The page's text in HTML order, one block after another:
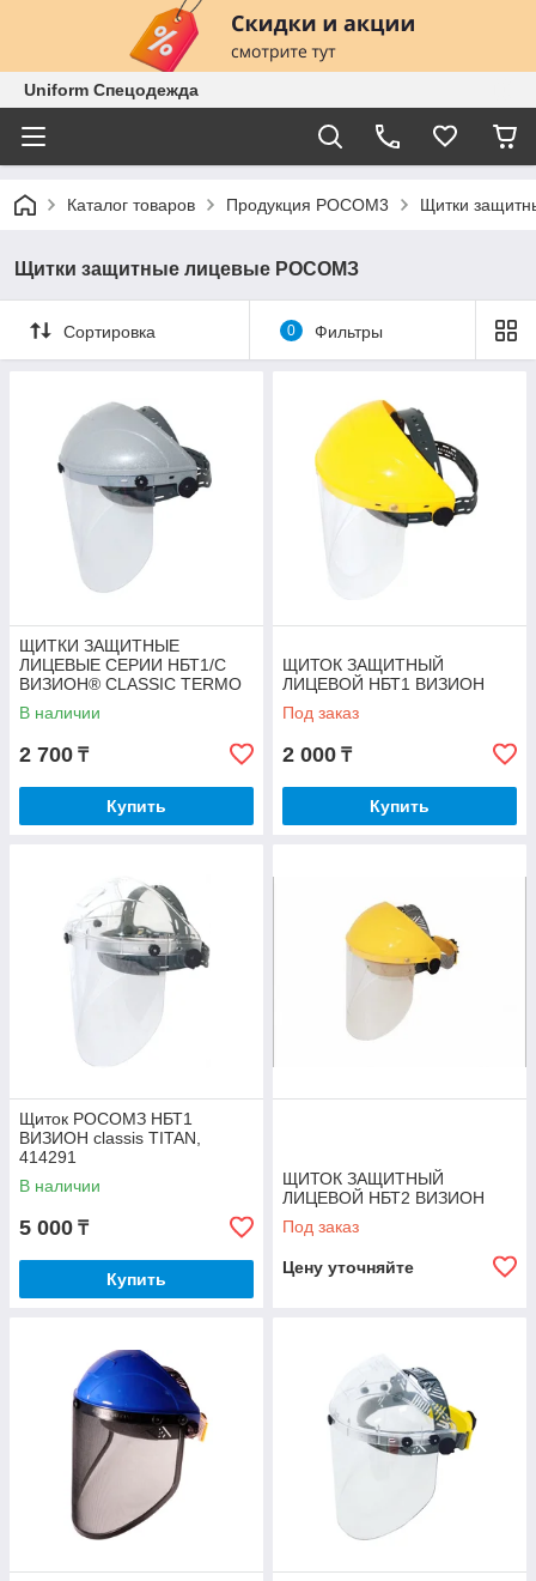
Uniform Спецодежда
Каталог товаров Продукция РОСОМ3 Щитки
Щитки защитные лицевые РОСОМЗ
Сортировка 0 Фильтры
ЩИТКИ ЗАЩИТНЫЕ
ЛИЦЕВЫЕ СЕРИИ НБТ1/С
ВИЗИОН® CLASSIC TERMO
В наличии
2 700 ₸
Купить
ЩИТОК ЗАЩИТНЫЙ
ЛИЦЕВОЙ НБТ1 ВИЗИОН
Под заказ
2 000 ₸
Купить
Щиток РОСОМЗ НБТ1
ВИЗИОН classis TITAN,
414291
В наличии
5 000 ₸
Купить
ЩИТОК ЗАЩИТНЫЙ
ЛИЦЕВОЙ НБТ2 ВИЗИОН
Под заказ
Цену уточняйте